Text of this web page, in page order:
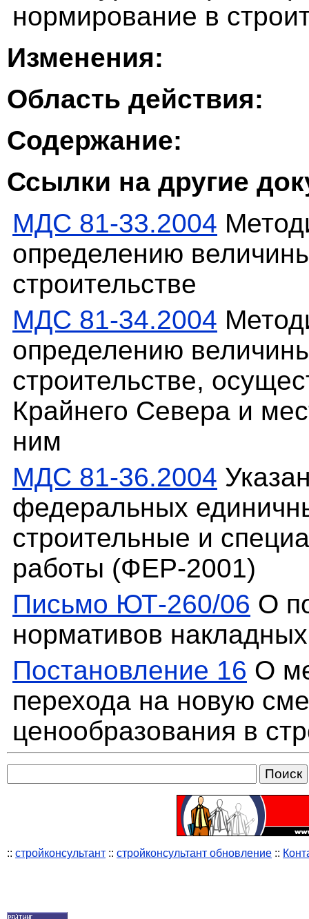
нормирование в
Изменения:
Область действия:
Содержание:
Ссылки на другие
МДС 81-33.2004
определению
строительстве
МДС 81-34.2004
определению
строительстве,
Крайнего Севера и
ним
МДС 81-36.2004
федеральных
строительные и
работы (ФЕР-2001)
Письмо ЮТ-260/06 О
нормативов
Постановление 16 О
перехода на новую
ценообразования в
:: стройконсультант :: стройконсультант обновление ::